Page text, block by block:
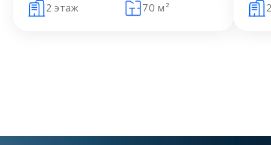
2 этаж
70 м²